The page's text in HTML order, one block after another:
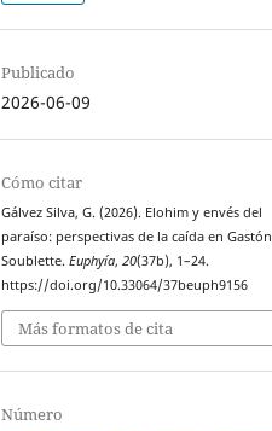
Publicado
2026-06-09
Cómo citar
Gálvez Silva, G. (2026). Elohim y envés del
paraíso: perspectivas de la caída en Gastón
Soublette.Euphyía,20(37b), 1–24.
https://doi.org/10.33064/37beuph9156
Más formatos de cita
Número